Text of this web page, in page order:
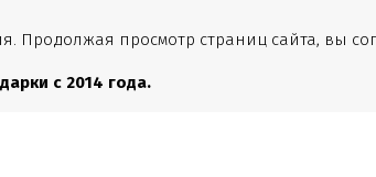
Продолжая просмотр страниц сайта, вы
с 2014 года.